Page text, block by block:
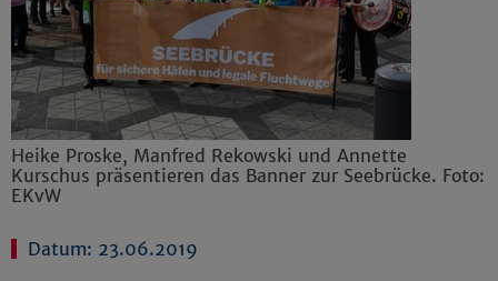
Heike Proske, Manfred Rekowski und Annette
Kurschus präsentieren das Banner zur Seebrücke. Foto:
EKvW
Datum: 23.06.2019